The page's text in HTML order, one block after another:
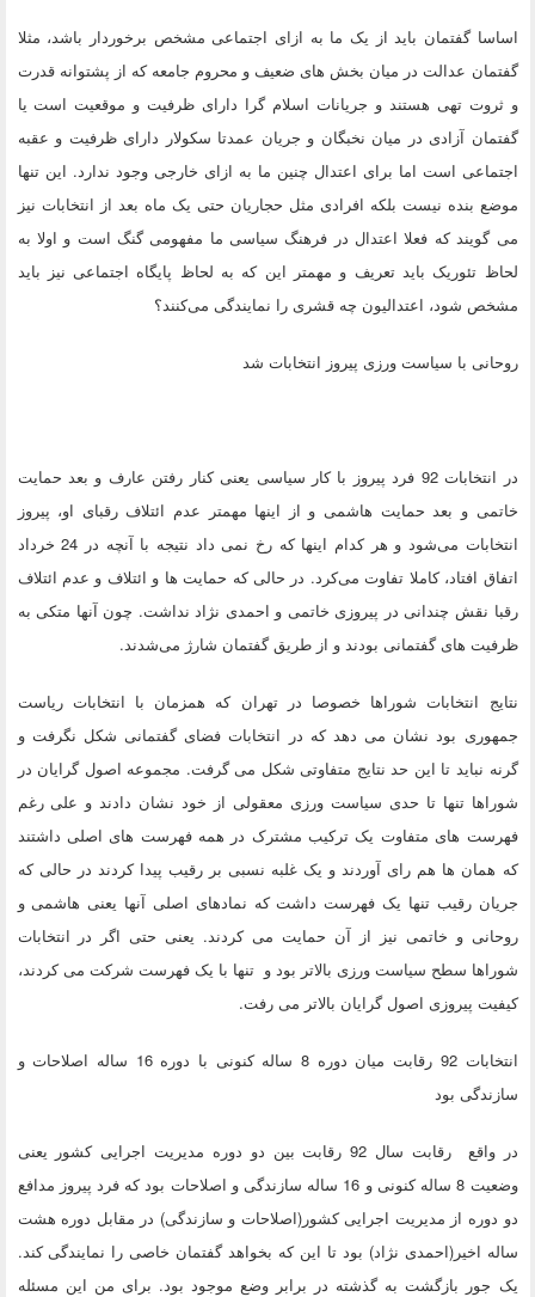
اساسا گفتمان باید از یک ما به ازای اجتماعی مشخص برخوردار باشد، مثلا
گفتمان عدالت در میان بخش های ضعیف و محروم جامعه که از پشتوانه قدرت
و ثروت تهی هستند و جریانات اسلام گرا دارای ظرفیت و موقعیت است یا
گفتمان آزادی در میان نخبگان و جریان عمدتا سکولار دارای ظرفیت و عقبه
اجتماعی است اما برای اعتدال چنین ما به ازای خارجی وجود ندارد. این تنها
موضع بنده نیست بلکه افرادی مثل حجاریان حتی یک ماه بعد از انتخابات نیز
می گویند که فعلا اعتدال در فرهنگ سیاسی ما مفهومی گنگ است و اولا به
لحاظ تئوریک باید تعریف و مهمتر این که به لحاظ پایگاه اجتماعی نیز باید
مشخص شود، اعتدالیون چه قشری را نمایندگی می‌کنند؟
روحانی با سیاست ورزی پیروز انتخابات شد
در انتخابات 92 فرد پیروز با کار سیاسی یعنی کنار رفتن عارف و بعد حمایت
خاتمی و بعد حمایت هاشمی و از اینها مهمتر عدم ائتلاف رقبای او، پیروز
انتخابات می‌شود و هر کدام اینها که رخ نمی داد نتیجه با آنچه در 24 خرداد
اتفاق افتاد، کاملا تفاوت می‌کرد. در حالی که حمایت ها و ائتلاف و عدم ائتلاف
رقبا نقش چندانی در پیروزی خاتمی و احمدی نژاد نداشت. چون آنها متکی به
ظرفیت های گفتمانی بودند و از طریق گفتمان شارژ می‌شدند.
نتایج انتخابات شوراها خصوصا در تهران که همزمان با انتخابات ریاست
جمهوری بود نشان می دهد که در انتخابات فضای گفتمانی شکل نگرفت و
گرنه نباید تا این حد نتایج متفاوتی شکل می گرفت. مجموعه اصول گرایان در
شوراها تنها تا حدی سیاست ورزی معقولی از خود نشان دادند و علی رغم
فهرست های متفاوت یک ترکیب مشترک در همه فهرست های اصلی داشتند
که همان ها هم رای آوردند و یک غلبه نسبی بر رقیب پیدا کردند در حالی که
جریان رقیب تنها یک فهرست داشت که نمادهای اصلی آنها یعنی هاشمی و
روحانی و خاتمی نیز از آن حمایت می کردند. یعنی حتی اگر در انتخابات
شوراها سطح سیاست ورزی بالاتر بود و تنها با یک فهرست شرکت می کردند،
کیفیت پیروزی اصول گرایان بالاتر می رفت.
انتخابات 92 رقابت میان دوره 8 ساله کنونی با دوره 16 ساله اصلاحات و
سازندگی بود
در واقع رقابت سال 92 رقابت بین دو دوره مدیریت اجرایی کشور یعنی
وضعیت 8 ساله کنونی و 16 ساله سازندگی و اصلاحات بود که فرد پیروز مدافع
دو دوره از مدیریت اجرایی کشور(اصلاحات و سازندگی) در مقابل دوره هشت
ساله اخیر(احمدی نژاد) بود تا این که بخواهد گفتمان خاصی را نمایندگی کند.
یک جور بازگشت به گذشته در برابر وضع موجود بود. برای من این مسئله